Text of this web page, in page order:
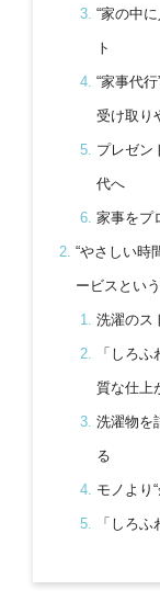
“家の中
ト
“家事代
受け取り
プレゼン
代へ
家事をプ
“やさしい時
ービスとい
洗濯のス
「しろ
質な仕上
洗濯物を
る
モノより
「しろ